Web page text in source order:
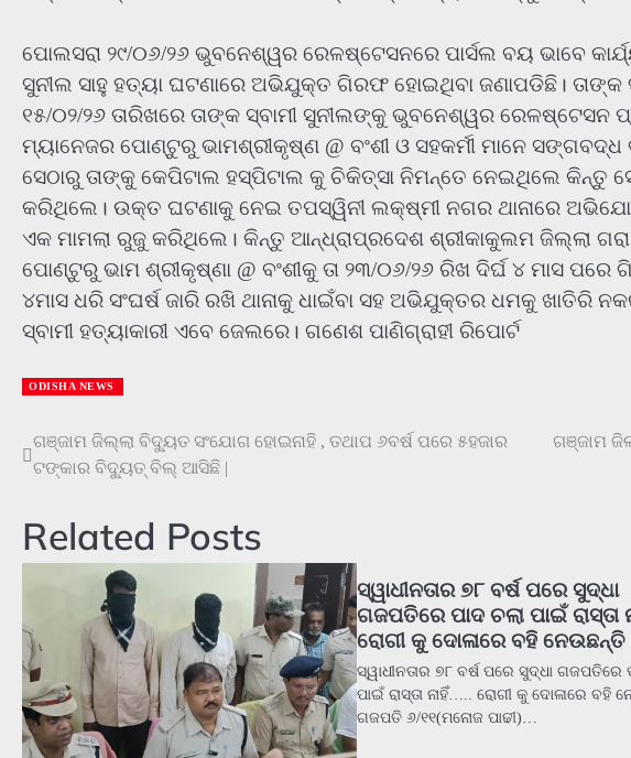
ପୋଲସରା ୨୯/୦୬/୨୬ ଭୁବନେଶ୍ୱର ରେଳଷ୍ଟେସନରେ ପାର୍ସଲ ବୟ ଭାବେ
ସୁନୀଲ ସାହୁ ହତ୍ୟା ଘଟଣାରେ ଅଭିଯୁକ୍ତ ଗିରଫ ହୋଇଥିବା ଜଣାପଡିଛି। ତାଙ୍କ
୧୫/୦୨/୨୬ ତାରିଖରେ ତାଙ୍କ ସ୍ବାମୀ ସୁନୀଲଙ୍କୁ ଭୁବନେଶ୍ୱର ରେଳଷ୍ଟେସନ
ମ୍ୟାନେଜର ପୋଣ୍ଟୁରୁ ଭାମଶ୍ରୀକୃଷ୍ଣ @ ବଂଶୀ ଓ ସହକର୍ମୀ ମାନେ
ସେଠାରୁ ତାଙ୍କୁ କେପିଟାଲ ହସ୍ପିଟାଲ କୁ ଚିକିତ୍ସା ନିମନ୍ତେ ନେଇଥିଲେ କିନ୍ତୁ
କରିଥିଲେ। ଉକ୍ତ ଘଟଣାକୁ ନେଇ ତପସ୍ୱିନୀ ଲକ୍ଷ୍ମୀ ନଗର ଥାନାରେ
ଏକ ମାମଲା ରୁଜୁ କରିଥିଲେ। କିନ୍ତୁ ଆନ୍ଧ୍ରାପ୍ରଦେଶ ଶ୍ରୀକାକୁଲମ ଜିଲ୍ଲା
ପୋଣ୍ଟୁରୁ ଭାମ ଶ୍ରୀକୃଷ୍ଣା @ ବଂଶୀକୁ ତା ୨୩/୦୬/୨୬ ରିଖ ଦିର୍ଘ ୪ ମାସ ପରେ
୪ମାସ ଧରି ସଂଘର୍ଷ ଜାରି ରଖି ଥାନାକୁ ଧାଇଁବା ସହ ଅଭିଯୁକ୍ତର ଧମକୁ ଖାତିରି
ସ୍ବାମୀ ହତ୍ୟାକାରୀ ଏବେ ଜେଲରେ। ଗଣେଶ ପାଣିଗ୍ରାହୀ ରିପୋର୍ଟ
ODISHA NEWS
Post
navigation
ଗଞ୍ଜାମ ଜିଲ୍ଲା ବିଦ୍ୟୁତ ସଂଯୋଗ ହୋଇନାହି , ତଥାପ ୬ବର୍ଷ ପରେ ୫ହଜାର
ଟଙ୍କାର ବିଦ୍ୟୁତ୍ ବିଲ୍ ଆସିଛି |
ଗଞ୍ଜାମ
Related Posts
ସ୍ୱାଧୀନତାର ୭୮ ବର୍ଷ ପରେ ସୁଦ୍ଧା
ଗଜପତିରେ ପାଦ ଚଲା ପାଇଁ ରାସ୍ତା
ରୋଗୀ କୁ ଦୋଳାରେ ବହି ନେଉଛନ୍ତି
ସ୍ୱାଧୀନତାର ୭୮ ବର୍ଷ ପରେ ସୁଦ୍ଧା ଗଜପତିରେ
ପାଇଁ ରାସ୍ତା ନାହିଁ….. ରୋଗୀ କୁ ଦୋଳାରେ ବହି
ଗଜପତି ୬/୧୧(ମନୋଜ ପାଢୀ)…